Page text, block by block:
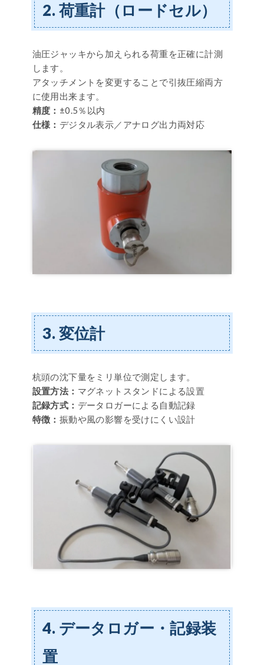
2. 荷重計（ロードセル）
油圧ジャッキから加えられる荷重を正確に計測
します。
アタッチメントを変更することで引抜圧縮両方
に使用出来ます。
精度： ±0.5％以内
仕様： デジタル表示／アナログ出力両対応
3. 変位計
杭頭の沈下量をミリ単位で測定します。
設置方法： マグネットスタンドによる設置
記録方式： データロガーによる自動記録
特徴： 振動や風の影響を受けにくい設計
4. データロガー・記録装
置